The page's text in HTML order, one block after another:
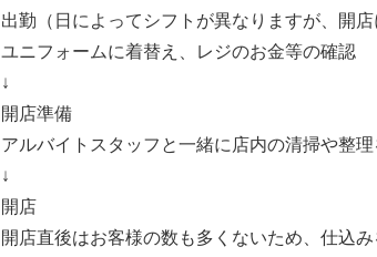
出勤（日によってシフトが異なりますが、開店
ユニフォームに着替え、レジのお金等の確認
↓
開店準備
アルバイトスタッフと一緒に店内の清掃や整理
↓
開店
開店直後はお客様の数も多くないため、仕込